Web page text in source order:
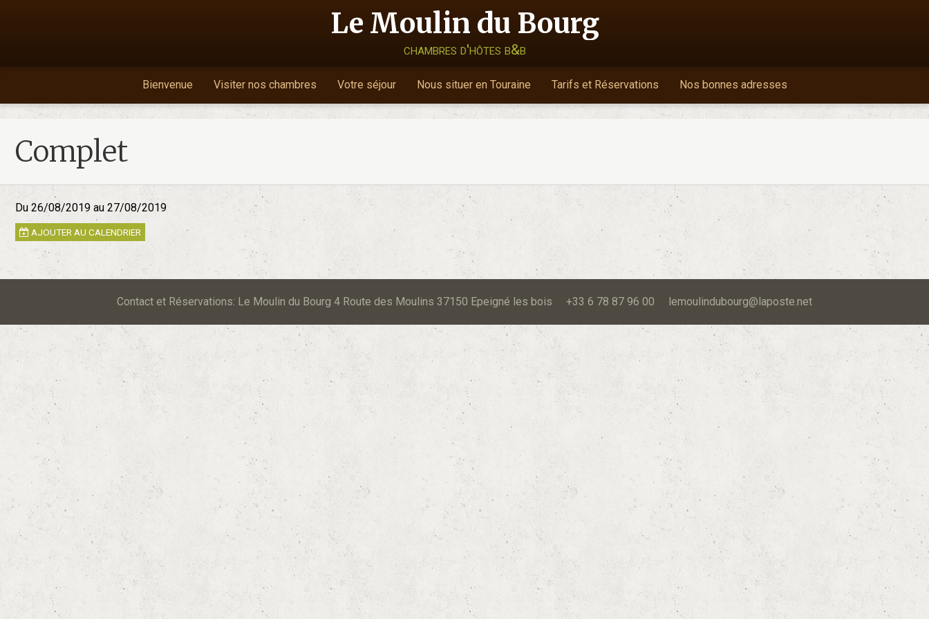
Le Moulin du Bourg
chambres d'hôtes b&b
Bienvenue Visiter nos chambres Votre séjour Nous situer en Touraine Tarifs et Réservations Nos bonnes adresses
Complet
Du 26/08/2019 au 27/08/2019
AJOUTER AU CALENDRIER
Contact et Réservations: Le Moulin du Bourg 4 Route des Moulins 37150 Epeigné les bois +33 6 78 87 96 00 lemoulindubourg@laposte.net